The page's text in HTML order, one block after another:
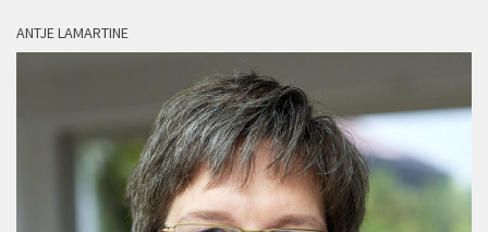
ANTJE LAMARTINE